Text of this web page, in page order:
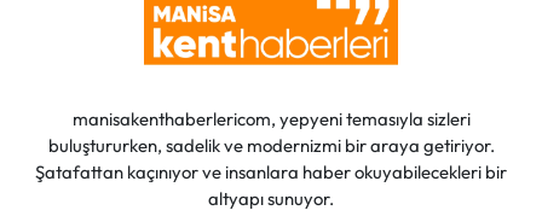
manisakenthaberlericom, yepyeni temasıyla sizleri
buluştururken, sadelik ve modernizmi bir araya getiriyor.
Şatafattan kaçınıyor ve insanlara haber okuyabilecekleri bir
altyapı sunuyor.